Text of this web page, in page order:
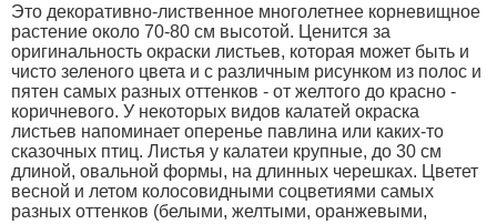
Это декоративно-лиственное многолетнее корневищное
растение около 70-80 см высотой. Ценится за
оригинальность окраски листьев, которая может быть и
чисто зеленого цвета и с различным рисунком из полос и
пятен самых разных оттенков - от желтого до красно -
коричневого. У некоторых видов калатей окраска
листьев напоминает оперенье павлина или каких-то
сказочных птиц. Листья у калатеи крупные, до 30 см
длиной, овальной формы, на длинных черешках. Цветет
весной и летом колосовидными соцветиями самых
разных оттенков (белыми, желтыми, оранжевыми,